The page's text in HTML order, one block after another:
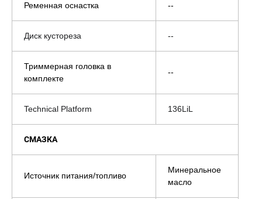
Ременная оснастка --
Диск кустореза --
Триммерная головка в
комплекте
--
Technical Platform 136LiL
СМАЗКА
Источник питания/топливо
Минеральное
масло